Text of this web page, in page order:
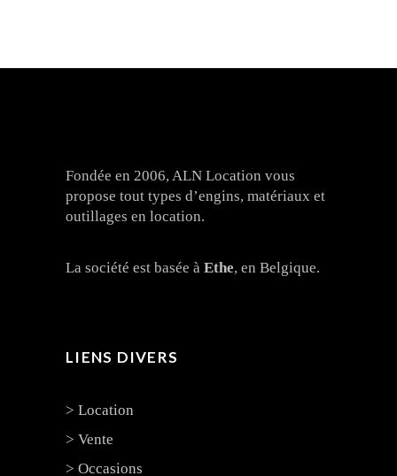
Fondée en 2006, ALN Location vous
propose tout types d’engins, matériaux et
outillages en location.
La société est basée à Ethe, en Belgique.
LIENS DIVERS
> Location
> Vente
> Occasions